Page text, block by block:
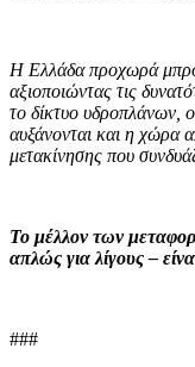
Η Ελλάδα προχωρά
αξιοποιώντας τις
το δίκτυο υδροπλάνων,
αυξάνονται και η χώρα
μετακίνησης που
Το μέλλον των
απλώς για λίγους –
###